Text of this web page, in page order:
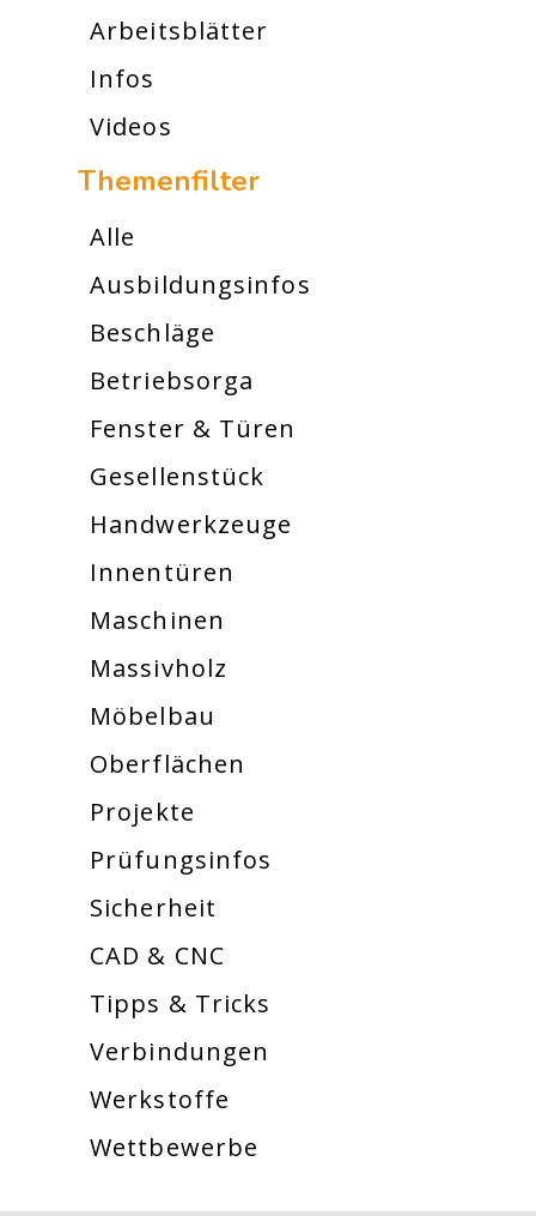
Arbeitsblätter
Infos
Videos
Themenfilter
Alle
Ausbildungsinfos
Beschläge
Betriebsorga
Fenster & Türen
Gesellenstück
Handwerkzeuge
Innentüren
Maschinen
Massivholz
Möbelbau
Oberflächen
Projekte
Prüfungsinfos
Sicherheit
CAD & CNC
Tipps & Tricks
Verbindungen
Werkstoffe
Wettbewerbe